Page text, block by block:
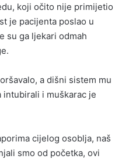
koji očito nije primijetio
je pacijenta poslao u
su ga ljekari odmah
a dišni sistem mu
i muškarac je
cijelog osoblja, naš
smo od početka, ovi